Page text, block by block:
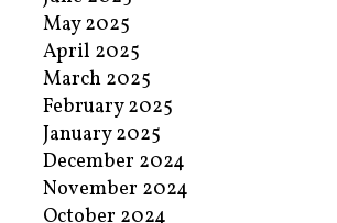
May 2025
April 2025
March 2025
February 2025
January 2025
December 2024
November 2024
October 2024